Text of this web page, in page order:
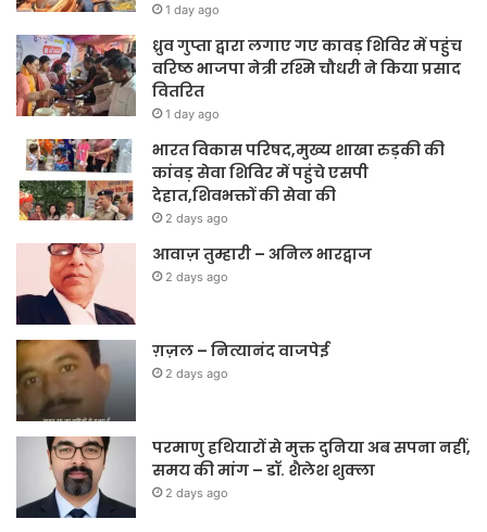
1 day ago
ध्रुव गुप्ता द्वारा लगाए गए कावड़ शिविर में पहुंच
वरिष्ठ भाजपा नेत्री रश्मि चौधरी ने किया प्रसाद
वितरित
1 day ago
भारत विकास परिषद,मुख्य शाखा रुड़की की
कांवड़ सेवा शिविर में पहुंचे एसपी
देहात,शिवभक्तों की सेवा की
2 days ago
आवाज़ तुम्हारी – अनिल भारद्वाज
2 days ago
ग़ज़ल – नित्यानंद वाजपेई
2 days ago
परमाणु हथियारों से मुक्त दुनिया अब सपना नहीं,
समय की मांग – डॉ. शैलेश शुक्ला
2 days ago